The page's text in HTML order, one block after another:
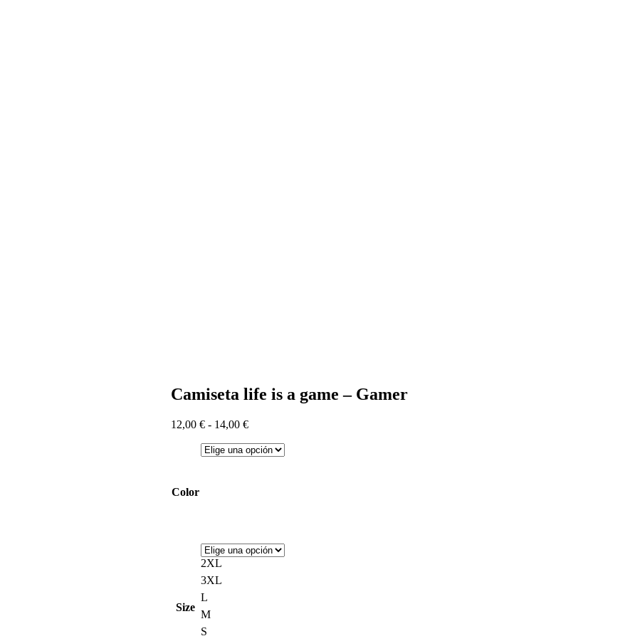
Camiseta life is a game – Gamer
12,00 € - 14,00 €Rango
precios:
Color
Size
2XL
3XL
L
M
S